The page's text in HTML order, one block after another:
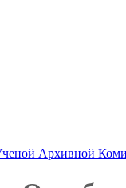
Архивной